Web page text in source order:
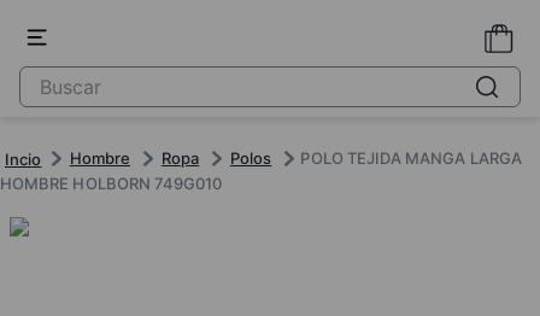
Hombre Ropa Polos
POLO TEJIDA MANGA LARGA
HOMBRE HOLBORN 749G010